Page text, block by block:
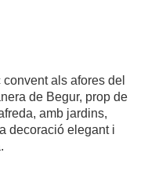
als afores del
de Begur, prop de
amb jardins,
decoració elegant i